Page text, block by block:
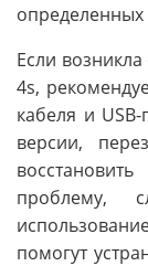
определенных
Если
4s,
кабеля и
версии,
проблему,
помогут